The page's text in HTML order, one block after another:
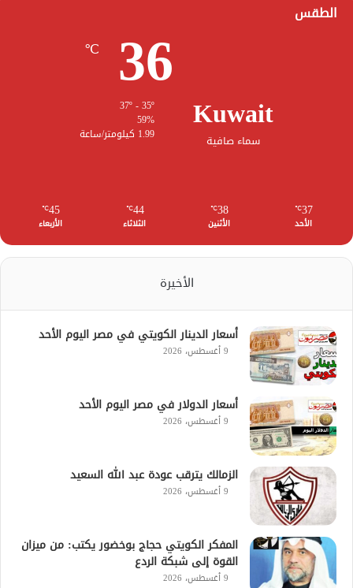
الطقس
Kuwait
سماء صافية
36
℃
59%
1.99 كيلومتر/ساعة
37
℃
الأحد
38
℃
الأثنين
44
℃
الثلاثاء
45
℃
الأربعاء
الأخيرة
أسعار الدينار الكويتي في مصر اليوم الأحد
9 أغسطس، 2026
أسعار الدولار في مصر اليوم الأحد
9 أغسطس، 2026
الزمالك يترقب عودة عبد الله السعيد
9 أغسطس، 2026
المفكر الكويتي حجاج بوخضور يكتب: من ميزان
القوة إلى شبكة الردع
9 أغسطس، 2026